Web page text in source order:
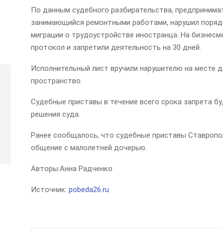
По данным судебного разбирательства,
занимающийся ремонтными работами, нарушил
миграции о трудоустройстве иностранца. На
протокол и запретили деятельность на 30 дней.
Исполнительный лист вручили нарушителю на месте
пространство.
Судебные приставы в течение всего срока запрета
решения суда.
Ранее сообщалось, что судебные приставы
общение с малолетней дочерью.
Авторы:Анна Радченко
Источник: pobeda26.ru